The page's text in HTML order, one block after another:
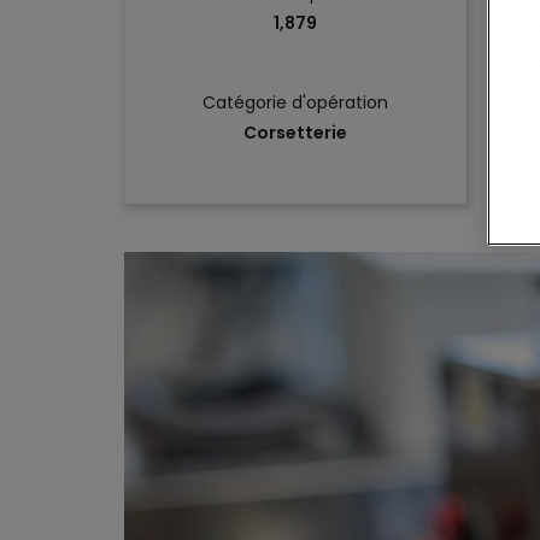
1,879
Catégorie d'opération
Corsetterie